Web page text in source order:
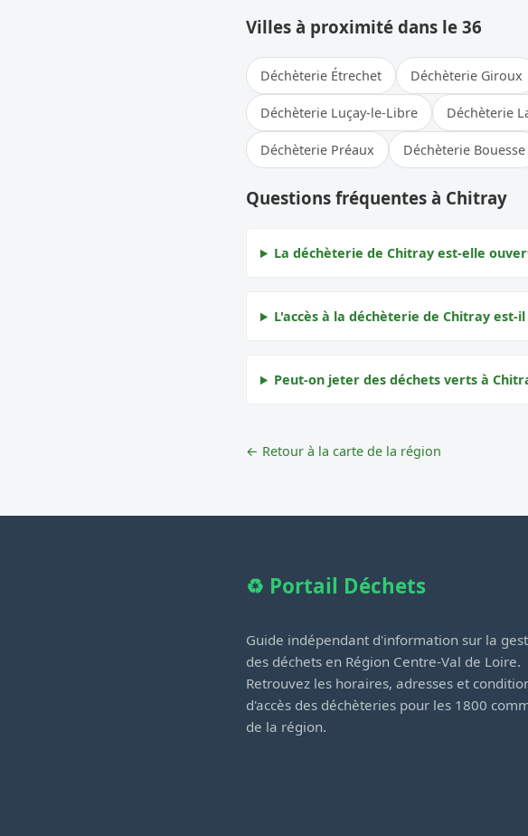
Villes à proximité dans le 36
Déchèterie Étrechet Déchèterie Giroux
Déchèterie Luçay-le-Libre Déchèterie
Déchèterie Préaux Déchèterie Bouesse
Questions fréquentes à Chitray
La déchèterie de Chitray est-elle
L'accès à la déchèterie de Chitray est-
Peut-on jeter des déchets verts à
← Retour à la carte de la région
♻️ Portail Déchets
Guide indépendant d'information sur la
des déchets en Région Centre-Val de Loire.
Retrouvez les horaires, adresses et
d'accès des déchèteries pour les 1800
de la région.